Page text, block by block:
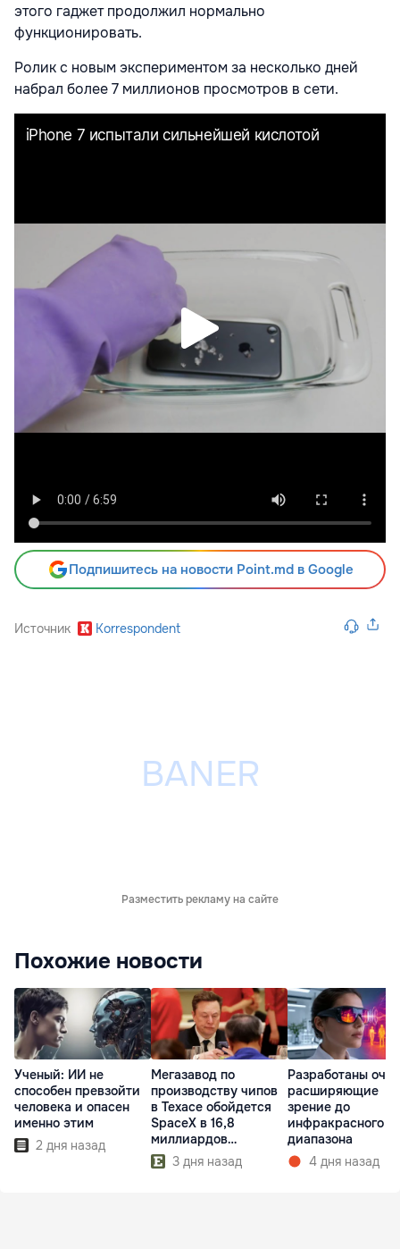
этого гаджет продолжил нормально
функционировать.
Ролик с новым экспериментом за несколько дней
набрал более 7 миллионов просмотров в сети.
Подпишитесь на новости Point.md в Google
Источник Korrespondent
Разместить рекламу на сайте
Похожие новости
Ученый: ИИ не
способен превзойти
человека и опасен
именно этим
2 дня назад
Мегазавод по
производству чипов
в Техасе обойдется
SpaceX в 16,8
миллиардов
долларов
3 дня назад
Разработаны
расширяющие
зрение до
инфракрасного
диапазона
4 дня назад